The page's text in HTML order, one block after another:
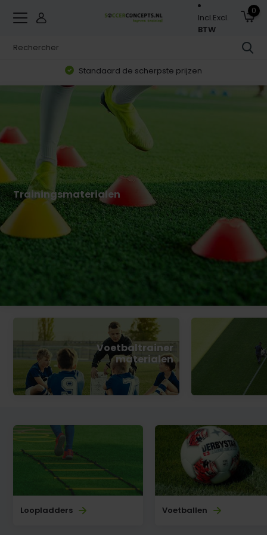
Incl.Excl.
BTW
0
Zorgvuldig geselecteerd assortiment
Trainingsmaterialen
Voetbaltrainer
materialen
Loopladders Voetballen